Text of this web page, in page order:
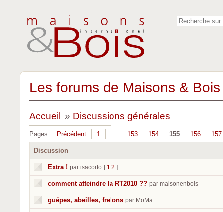
Les forums de Maisons &
Accueil » Discussions générales
Pages : Précédent 1 … 153 154 155 156 157
Discussion
Extra ! par isacorto [ 1 2 ]
comment atteindre la RT2010 ?? par maisonenbois
guêpes, abeilles, frelons par MoMa